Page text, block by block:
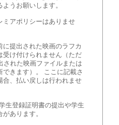
うお願いします。
ミアポリシーはありませ
に提出された映画のラフカ
受け付けられません（ただ
れた映画ファイルまたは
きます）。 ここに記載さ
合、払い戻しは行われませ
生登録証明書の提出や学生
あります。